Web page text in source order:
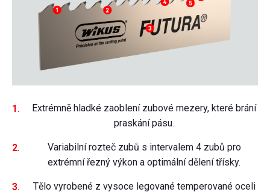
Extrémně hladké zaoblení zubové mezery, které brání
praskání pásu.
Variabilní rozteč zubů s intervalem 4 zubů pro
extrémní řezný výkon a optimální dělení třísky.
Tělo vyrobené z vysoce legované temperované oceli